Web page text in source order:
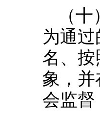
（
为通
名、
象，
会监